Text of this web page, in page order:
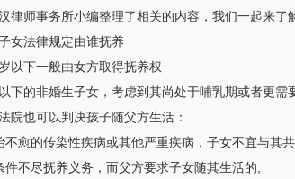
律师事务所小编整理了相关的内容，我们一起来了
女法律规定由谁抚养
以下一般由女方取得抚养权
下的非婚生子女，考虑到其尚处于哺乳期或者更
院也可以判决孩子随父方生活：
不愈的传染性疾病或其他严重疾病，子女不宜与其
件不尽抚养义务，而父方要求子女随其生活的;